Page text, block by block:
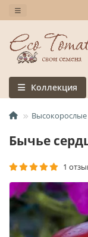
Коллекция
Высокорослые
Бычье
1